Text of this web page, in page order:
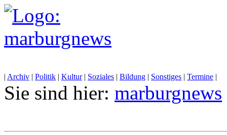
| Archiv | Politik | Kultur| Soziales | Bildung | Sonstiges | Termine |
Sie sind hier: marburgnews